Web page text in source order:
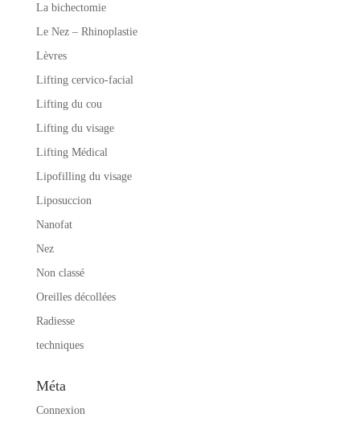
La bichectomie
Le Nez – Rhinoplastie
Lèvres
Lifting cervico-facial
Lifting du cou
Lifting du visage
Lifting Médical
Lipofilling du visage
Liposuccion
Nanofat
Nez
Non classé
Oreilles décollées
Radiesse
techniques
Méta
Connexion